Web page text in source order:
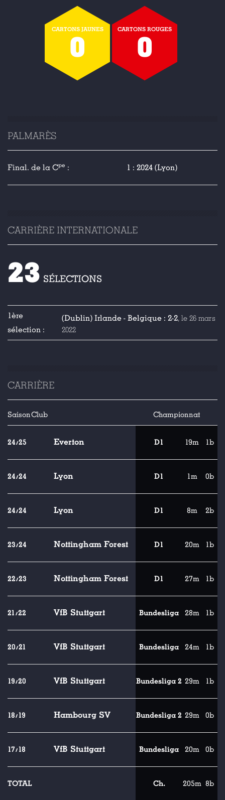
CARTONS JAUNES
0
CARTONS ROUGES
0
PALMARÈS
Final. de la Cpe : 1 : 2024 (Lyon)
CARRIÈRE INTERNATIONALE
23 SÉLECTIONS
1ère
sélection :
(Dublin) Irlande - Belgique : 2-2, le 26 mars
2022
CARRIÈRE
SaisonClub Championnat
24/25 Everton D1 19m 1b
24/24 Lyon D1 1m 0b
24/24 Lyon D1 8m 2b
23/24 Nottingham Forest D1 20m 1b
22/23 Nottingham Forest D1 27m 1b
21/22 VfB Stuttgart Bundesliga 28m 1b
20/21 VfB Stuttgart Bundesliga 24m 1b
19/20 VfB Stuttgart Bundesliga 2 29m 1b
18/19 Hambourg SV Bundesliga 2 29m 0b
17/18 VfB Stuttgart Bundesliga 20m 0b
TOTAL Ch. 205m 8b